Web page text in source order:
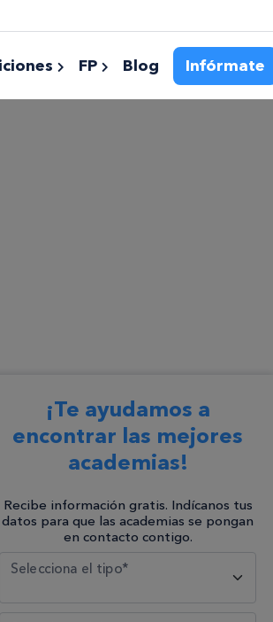
FP Blog Infórmate
¡Te ayudamos a
encontrar las mejores
academias!
Recibe información gratis. Indícanos tus
datos para que las academias se pongan
en contacto contigo.
Selecciona el tipo*